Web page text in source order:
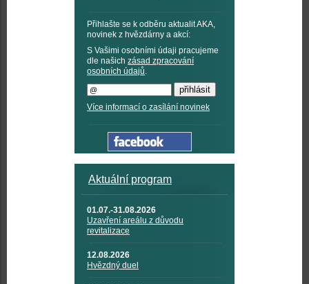
Přihlašte se k odběru aktualit AKA,
novinek z hvězdárny a akcí:
S Vašimi osobními údaji pracujeme
dle našich zásad zpracování
osobních údajů.
Více informací o zasílání novinek
Aktuální program
01.07.-31.08.2026
Uzavření areálu z důvodu
revitalizace
12.08.2026
Hvězdný duel